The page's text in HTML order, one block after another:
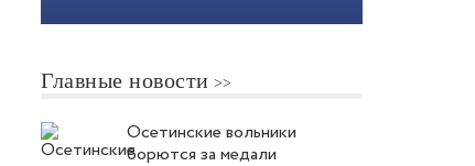
Главные новости
Осетинские вольники
борются за медали